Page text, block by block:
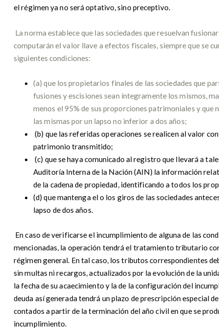
el régimen ya no será optativo, sino preceptivo.
La norma establece que las sociedades que resuelvan
computarán el valor llave a efectos fiscales, siempre que se
siguientes condiciones:
(a) que los propietarios finales de las sociedades que
fusiones y escisiones sean íntegramente los mismos,
menos el 95% de sus proporciones patrimoniales y que
las mismas por un lapso no inferior a dos años;
(b) que las referidas operaciones se realicen al valor
patrimonio transmitido;
(c) que se haya comunicado al registro que llevará a
Auditoría Interna de la Nación (AIN) la información
de la cadena de propiedad, identificando a todos los
(d) que mantenga el o los giros de las sociedades
lapso de dos años.
En caso de verificarse el incumplimiento de alguna de las
mencionadas, la operación tendrá el tratamiento tributario
régimen general. En tal caso, los tributos correspondientes
sin multas ni recargos, actualizados por la evolución de la
la fecha de su acaecimiento y la de la configuración del
deuda así generada tendrá un plazo de prescripción especial
contados a partir de la terminación del año civil en que se
incumplimiento.